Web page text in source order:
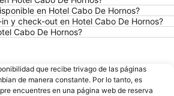
en Hotel Cabo De Hornos?
y check-out en Hotel Cabo De Hornos?
Cabo De Hornos?
que recibe trivago de las páginas
de manera constante. Por lo tanto, es
encuentres en una página web de reserva